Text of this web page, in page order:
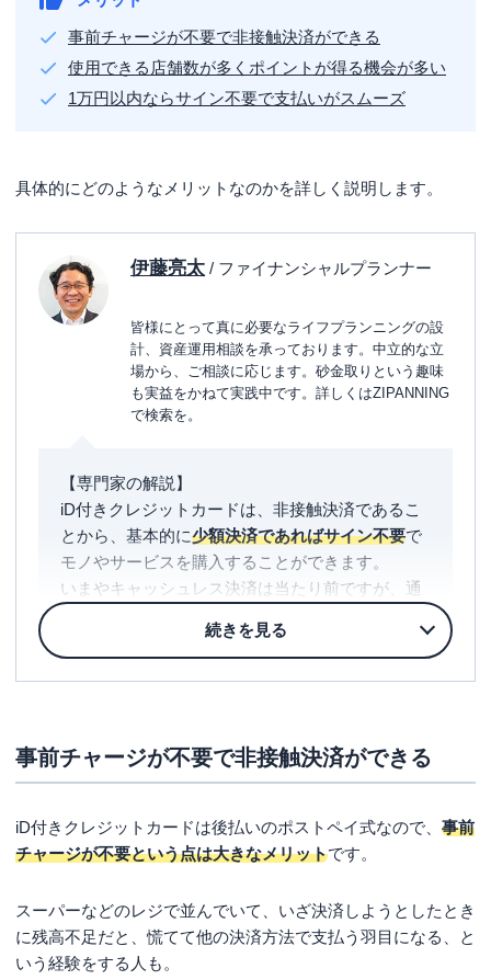
三井住友カード（NL）
セディナカード
dカード
決済方法
iD付きクレジットカードが利用できる主な店舗
iDとQUICPayとの違い
iDの方が対応店舗数が多い
まとめ
事前チャージが不要で非接触決済ができる
使用できる店舗数が多くポイントが得る機会が多い
1万円以内ならサイン不要で支払いがスムーズ
具体的にどのようなメリットなのかを詳しく説明します。
伊藤亮太 / ファイナンシャルプランナー
皆様にとって真に必要なライフプランニングの設
計、資産運用相談を承っております。中立的な立
場から、ご相談に応じます。砂金取りという趣味
も実益をかねて実践中です。詳しくはZIPANNING
で検索を。
【専門家の解説】
iD付きクレジットカードは、非接触決済であるこ
とから、基本的に少額決済であればサイン不要で
モノやサービスを購入することができます。
いまやキャッシュレス決済は当たり前ですが、通
暗証番号を入れるなど手間がかかります。
なお、クレジットカードであることから、後払い
です。
すので、管理が必要です。
それでは、iD付きクレジットカードを選ぶにはど
まず、還元率が高いかどうかは確認必須です。
ポイントの二重取りができるかどうかも確認すべ
きです。
事前チャージが不要で非接触決済ができる
iD付きクレジットカードは後払いのポストペイ式なので、 事前
チャージが不要という点は大きなメリットです。
スーパーなどのレジで並んでいて、いざ決済しようとしたとき
に残高不足だと、慌てて他の決済方法で支払う羽目になる、と
いう経験をする人も。